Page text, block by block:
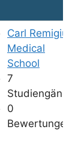
Carl Remigius
Medical
School
7
Studiengänge
0
Bewertungen